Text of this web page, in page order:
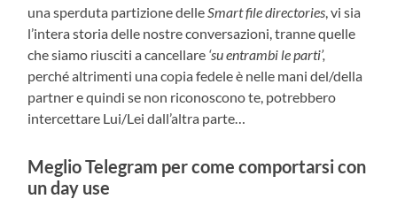
una sperduta partizione delleSmart file directories, vi sia
l’intera storia delle nostre conversazioni, tranne quelle
che siamo riusciti a cancellare ‘su entrambi le parti’,
perché altrimenti una copia fedele è nelle mani del/della
partner e quindi se non riconoscono te, potrebbero
intercettare Lui/Lei dall’altra parte…
Meglio Telegram per come comportarsi con
un day use